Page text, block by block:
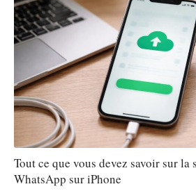
Tout ce que vous devez savoir sur la
WhatsApp sur iPhone